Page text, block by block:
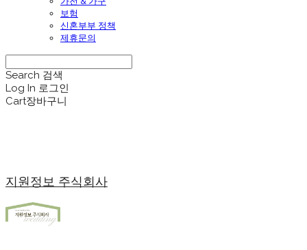
보험
신혼부부 정책
제휴문의
Search 검색
Log In 로그인
Cart장바구니
지원정보 주식회사